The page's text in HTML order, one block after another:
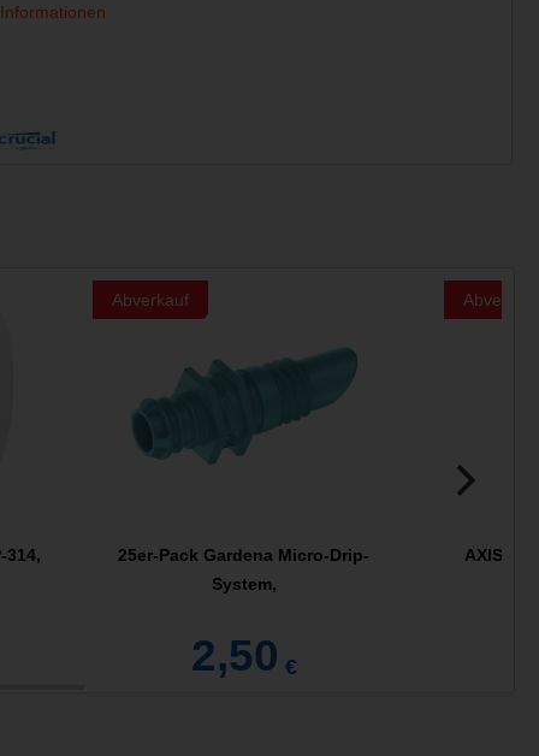
314,
Abverkauf
25er-Pack Gardena Micro-Drip-
System,
2,50 €
Abverkauf
AXIS